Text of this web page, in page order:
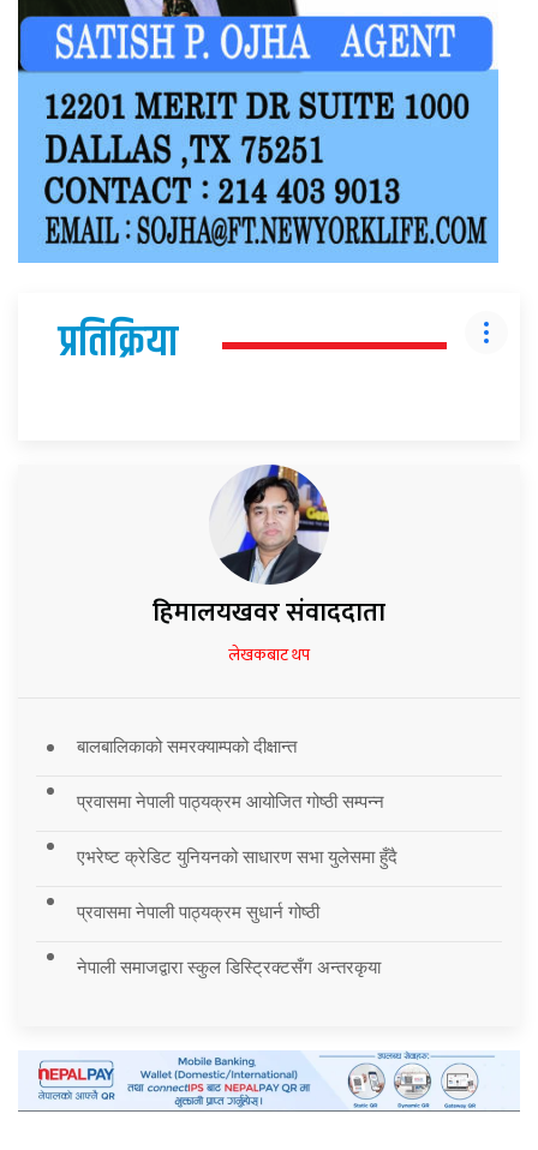
प्रतिक्रिया
हिमालयखवर संवाददाता
लेखकबाट थप
बालबालिकाको समरक्याम्पको दीक्षान्त
प्रवासमा नेपाली पाठ्यक्रम आयोजित गोष्ठी सम्पन्न
एभरेष्ट क्रेडिट युनियनको साधारण सभा युलेसमा हुँदै
प्रवासमा नेपाली पाठ्यक्रम सुधार्न गोष्ठी
नेपाली समाजद्वारा स्कुल डिस्ट्रिक्टसँग अन्तरकृया